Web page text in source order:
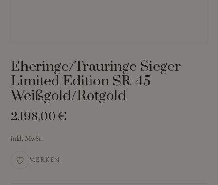
Eheringe/Trauringe Sieger
Limited Edition SR-45
Weißgold/Rotgold
2.198,00 €
inkl. MwSt.
MERKEN